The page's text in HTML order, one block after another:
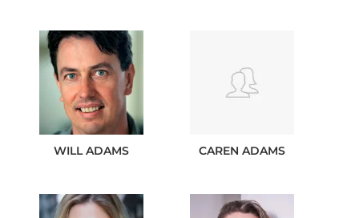
WILLADAMS CAREN ADAMS